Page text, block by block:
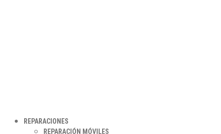
REPARACIONES
REPARACIÓN MÓVILES